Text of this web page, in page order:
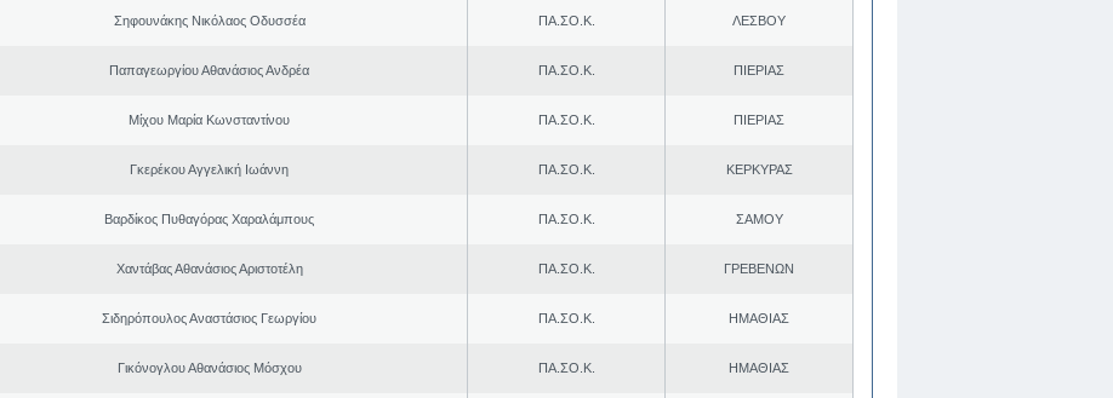
Σηφουνάκης Νικόλαος Οδυσσέα ΠΑ.ΣΟ.Κ. ΛΕΣΒΟΥ
Παπαγεωργίου Αθανάσιος Ανδρέα ΠΑ.ΣΟ.Κ. ΠΙΕΡΙΑΣ
Μίχου Μαρία Κωνσταντίνου ΠΑ.ΣΟ.Κ. ΠΙΕΡΙΑΣ
Γκερέκου Αγγελική Ιωάννη ΠΑ.ΣΟ.Κ. ΚΕΡΚΥΡΑΣ
Βαρδίκος Πυθαγόρας Χαραλάμπους ΠΑ.ΣΟ.Κ. ΣΑΜΟΥ
Χαντάβας Αθανάσιος Αριστοτέλη ΠΑ.ΣΟ.Κ. ΓΡΕΒΕΝΩΝ
Σιδηρόπουλος Αναστάσιος Γεωργίου ΠΑ.ΣΟ.Κ. ΗΜΑΘΙΑΣ
Γικόνογλου Αθανάσιος Μόσχου ΠΑ.ΣΟ.Κ. ΗΜΑΘΙΑΣ